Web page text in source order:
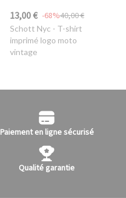
13,00 € 40,00 €
-68%
Schott Nyc - T-shirt
imprimé logo moto
vintage
Paiement en ligne sécurisé
Qualité garantie